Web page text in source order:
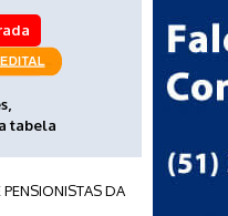
tabela
DA